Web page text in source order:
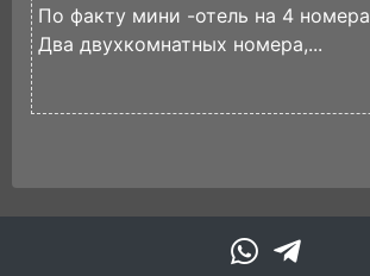
По факту мини -отель на 4 номера
Два двухкомнатных номера,...